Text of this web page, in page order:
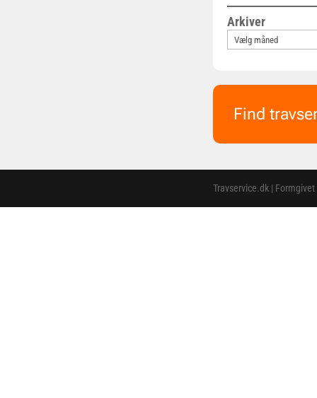
Arkiver
Find
Travservice.dk |